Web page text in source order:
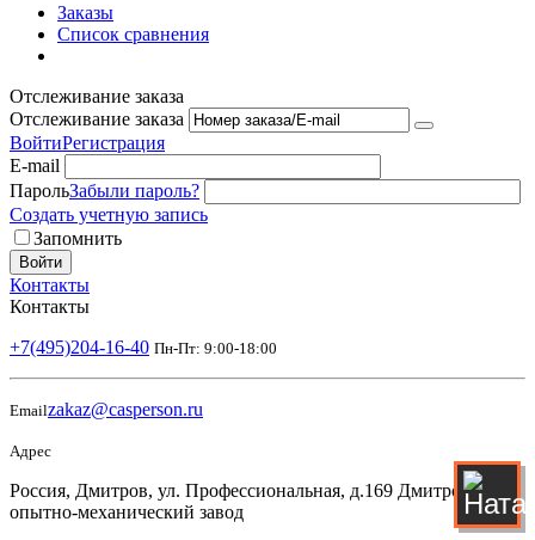
Заказы
Список сравнения
Отслеживание заказа
Отслеживание заказа
ВойтиРегистрация
E-mail
ПарольЗабыли пароль?
Создать учетную запись
Запомнить
Войти
Контакты
Контакты
+7(495)204-16-40 Пн-Пт: 9:00-18:00
Emailzakaz@casperson.ru
Адрес
Россия, Дмитров, ул. Профессиональная, д.169 Дмитровский
опытно-механический завод